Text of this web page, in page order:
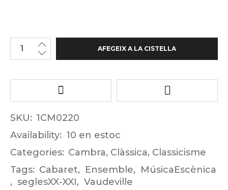
AFEGEIX A LA CISTELLA
SKU: 1CM0220
Availability: 10 en estoc
Categories: Cambra, Clàssica, Classicisme
Tags: Cabaret, Ensemble, MúsicaEscènica
, seglesXX-XXI, Vaudeville